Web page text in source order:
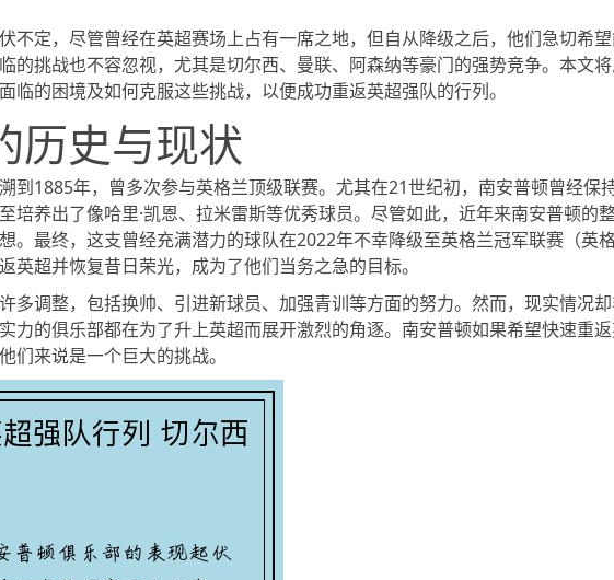
不定，尽管曾经在英超赛场上占有一席之地，但自从降级之后，他们急切希
的挑战也不容忽视，尤其是切尔西、曼联、阿森纳等豪门的强势竞争。本文
临的困境及如何克服这些挑战，以便成功重返英超强队的行列。
历史与现状
到1885年，曾多次参与英格兰顶级联赛。尤其在21世纪初，南安普顿曾经保
培养出了像哈里·凯恩、拉米雷斯等优秀球员。尽管如此，近年来南安普顿的
。最终，这支曾经充满潜力的球队在2022年不幸降级至英格兰冠军联赛（英
英超并恢复昔日荣光，成为了他们当务之急的目标。
多调整，包括换帅、引进新球员、加强青训等方面的努力。然而，现实情况
力的俱乐部都在为了升上英超而展开激烈的角逐。南安普顿如果希望快速重
们来说是一个巨大的挑战。